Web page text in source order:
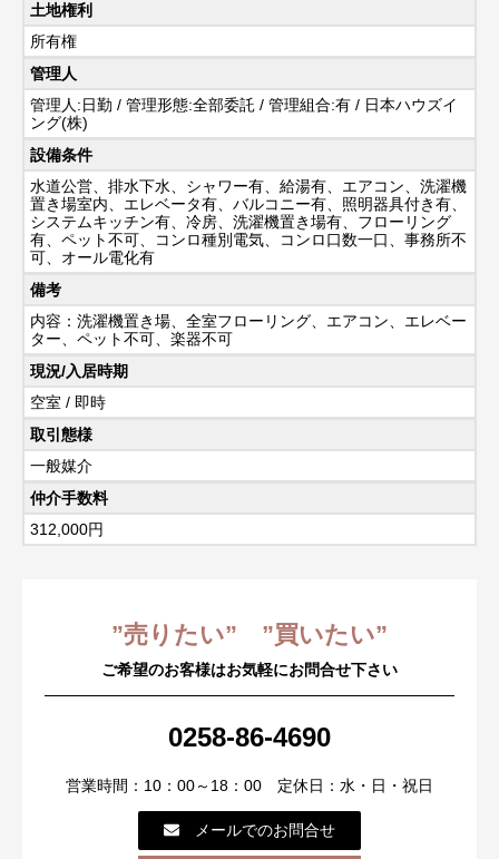
土地権利
所有権
管理人
管理人:日勤 / 管理形態:全部委託 / 管理組合:有 / 日本ハウズイ
ング(株)
設備条件
水道公営、排水下水、シャワー有、給湯有、エアコン、洗濯機
置き場室内、エレベータ有、バルコニー有、照明器具付き有、
システムキッチン有、冷房、洗濯機置き場有、フローリング
有、ペット不可、コンロ種別電気、コンロ口数一口、事務所不
可、オール電化有
備考
内容：洗濯機置き場、全室フローリング、エアコン、エレベー
ター、ペット不可、楽器不可
現況/入居時期
空室 / 即時
取引態様
一般媒介
仲介手数料
312,000円
”売りたい” ”買いたい”
ご希望のお客様はお気軽にお問合せ下さい
0258-86-4690
営業時間：10：00～18：00 定休日：水・日・祝日
メールでのお問合せ